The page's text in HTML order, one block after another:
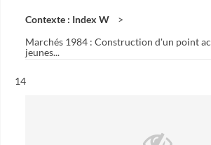
Contexte : Index W
Marchés 1984 : Construction d'un point
jeunes...
Résultat n°
14